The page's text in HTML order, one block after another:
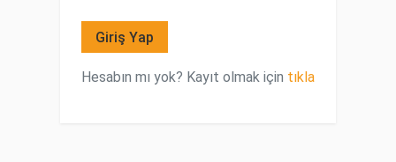
Giriş Yap
Hesabın mı yok? Kayıt olmak için tıkla